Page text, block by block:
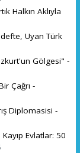
Halkın Aklıyla
Uyan Türk
Gölgesi" -
Çağrı -
Diplomasisi -
Evlatlar: 50